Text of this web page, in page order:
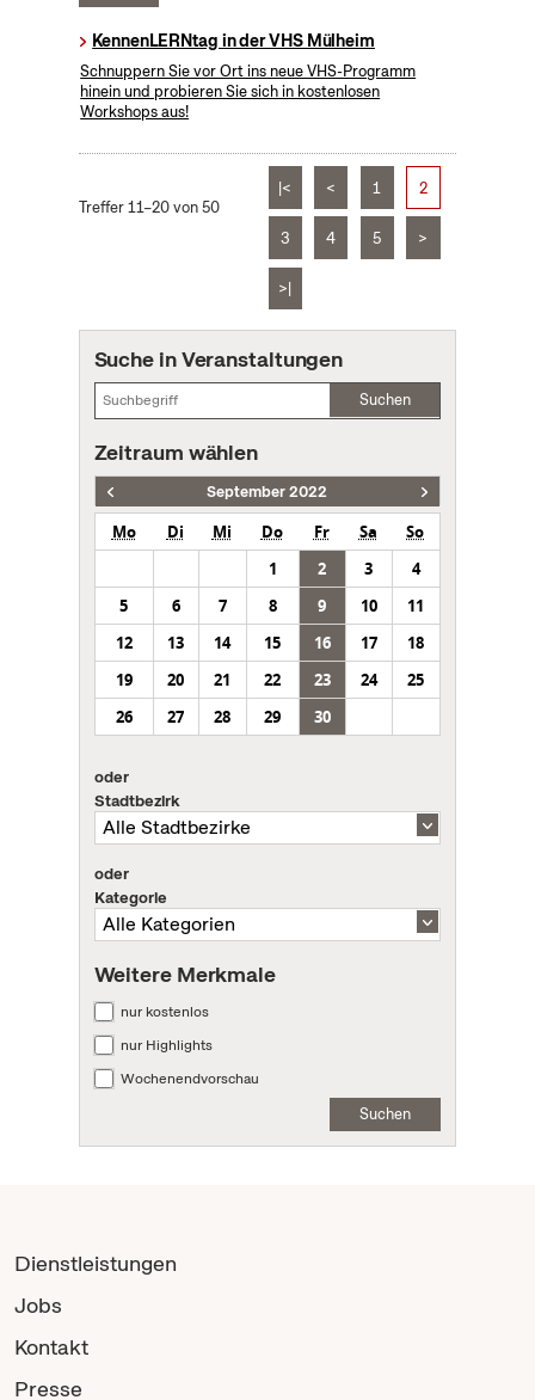
KennenLERNtag in der VHS Mülheim
Schnuppern Sie vor Ort ins neue VHS-Programm
hinein und probieren Sie sich in kostenlosen
Workshops aus!
Treffer 11–20 von 50
|< < 1 2
3 4 5 >
>|
Suche in Veranstaltungen
Suchen
Zeitraum wählen
September 2022
Mo Di Mi Do Fr Sa
So
1
2 3
4
5
6 7 8 9 10
11
12
13 14 15 16 17
18
19
20 21 22 23 24
25
26
27 28 29 30
oder
Stadtbezirk
oder
Kategorie
Weitere Merkmale
nur kostenlos
nur Highlights
Wochenendvorschau
Suchen
Dienstleistungen
Jobs
Kontakt
Presse